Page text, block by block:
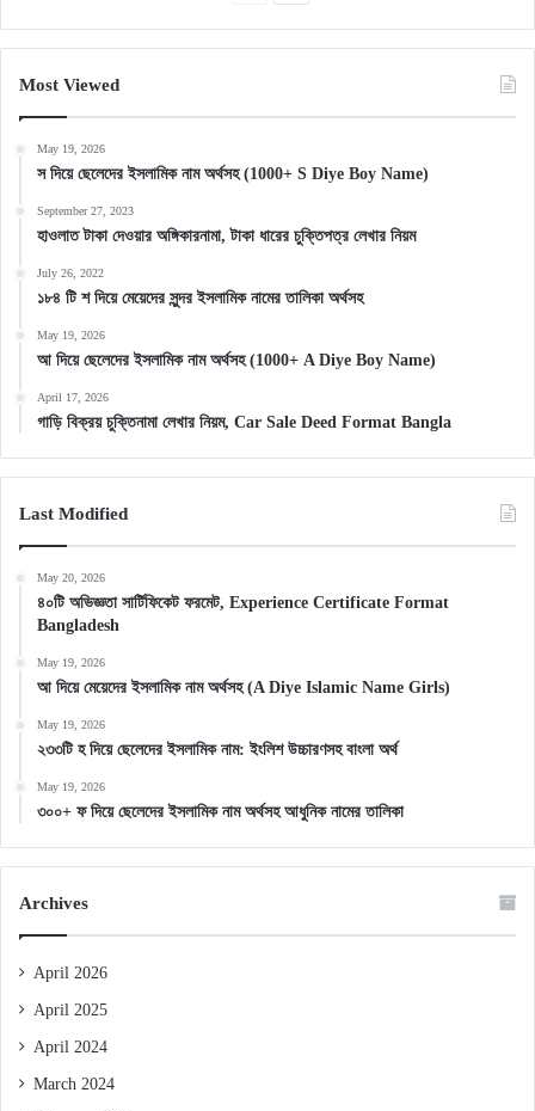
Most Viewed
May 19, 2026
স দিয়ে ছেলেদের ইসলামিক নাম অর্থসহ (1000+ S Diye Boy Name)
September 27, 2023
হাওলাত টাকা দেওয়ার অঙ্গিকারনামা, টাকা ধারের চুক্তিপত্র লেখার নিয়ম
July 26, 2022
১৮৪ টি শ দিয়ে মেয়েদের সুন্দর ইসলামিক নামের তালিকা অর্থসহ
May 19, 2026
আ দিয়ে ছেলেদের ইসলামিক নাম অর্থসহ (1000+ A Diye Boy Name)
April 17, 2026
গাড়ি বিক্রয় চুক্তিনামা লেখার নিয়ম, Car Sale Deed Format Bangla
Last Modified
May 20, 2026
৪০টি অভিজ্ঞতা সার্টিফিকেট ফরমেট, Experience Certificate Format
Bangladesh
May 19, 2026
আ দিয়ে মেয়েদের ইসলামিক নাম অর্থসহ (A Diye Islamic Name Girls)
May 19, 2026
২৩৩টি হ দিয়ে ছেলেদের ইসলামিক নাম: ইংলিশ উচ্চারণসহ বাংলা অর্থ
May 19, 2026
৩০০+ ফ দিয়ে ছেলেদের ইসলামিক নাম অর্থসহ আধুনিক নামের তালিকা
Archives
April 2026
April 2025
April 2024
March 2024